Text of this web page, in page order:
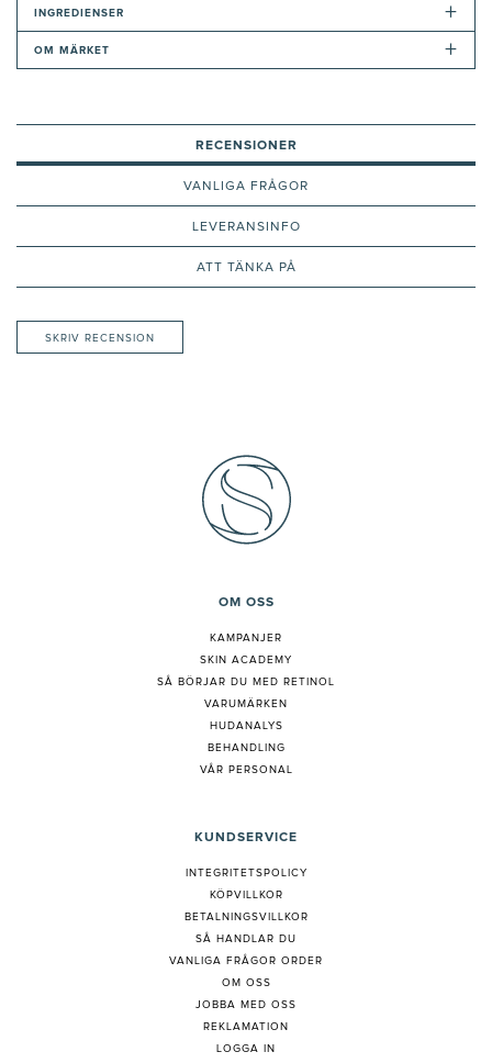
INGREDIENSER +
OM MÄRKET +
RECENSIONER
VANLIGA FRÅGOR
LEVERANSINFO
ATT TÄNKA PÅ
SKRIV RECENSION
OM OSS
KAMPANJER
SKIN ACADEMY
SÅ BÖRJAR DU MED RETINOL
VARUMÄRKEN
HUDANALYS
BEHANDLING
VÅR PERSONAL
KUNDSERVICE
INTEGRITETSPOLICY
KÖPVILLKOR
BETALNINGSVILLKOR
SÅ HANDLAR DU
VANLIGA FRÅGOR ORDER
OM OSS
JOBBA MED OSS
REKLAMATION
LOGGA IN